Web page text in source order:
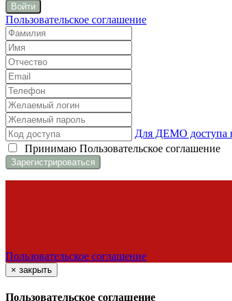
Войти
Пользовательское соглашение
Для ДЕМО доступа
Принимаю Пользовательское соглашение
Пользовательское соглашение
× закрыть
Пользовательское соглашение